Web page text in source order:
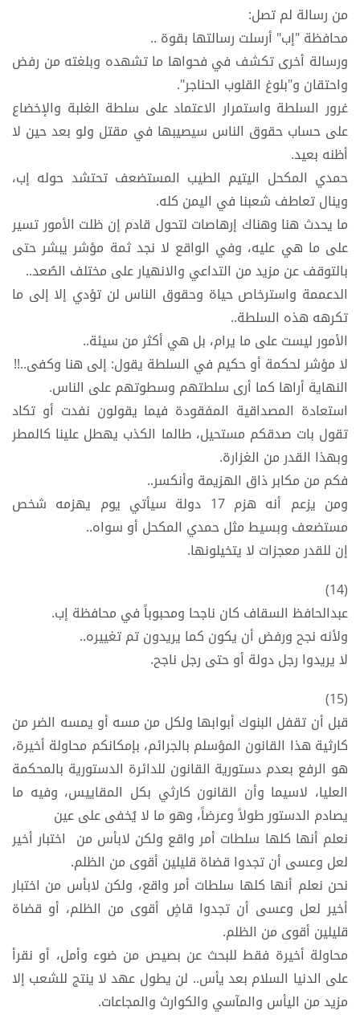
من رسالة لم تصل:
محافظة "إب" أرسلت رسالتها بقوة ..
ورسالة أخرى تكشف في فحواها ما تشهده وبلغته من رفض
واحتقان و"بلوغ القلوب الحناجر".
غرور السلطة واستمرار الاعتماد على سلطة الغلبة والإخضاع
على حساب حقوق الناس سيصيبها في مقتل ولو بعد حين لا
أظنه بعيد.
حمدي المكحل اليتيم الطيب المستضعف تحتشد حوله إب،
وينال تعاطف شعبنا في اليمن كله.
ما يحدث هنا وهناك إرهاصات لتحول قادم إن ظلت الأمور تسير
على ما هي عليه، وفي الواقع لا نجد ثمة مؤشر يبشر حتى
بالتوقف عن مزيد من التداعي والانهيار على مختلف الصُعد..
الدعممة واسترخاص حياة وحقوق الناس لن تؤدي إلا إلى ما
تكرهه هذه السلطة..
الأمور ليست على ما يرام، بل هي أكثر من سيئة..
لا مؤشر لحكمة أو حكيم في السلطة يقول: إلى هنا وكفى..!!
النهاية أراها كما أرى سلطتهم وسطوتهم على الناس.
استعادة المصداقية المفقودة فيما يقولون نفدت أو تكاد
تقول بات صدقكم مستحيل، طالما الكذب يهطل علينا كالمطر
وبهذا القدر من الغزارة.
فكم من مكابر ذاق الهزيمة وأنكسر..
ومن يزعم أنه هزم 17 دولة سيأتي يوم يهزمه شخص
مستضعف وبسيط مثل حمدي المكحل أو سواه..
إن للقدر معجزات لا يتخيلونها.
(14)
عبدالحافظ السقاف كان ناجحا ومحبوباً في محافظة إب.
ولأنه نجح ورفض أن يكون كما يريدون تم تغييره..
لا يريدوا رجل دولة أو حتى رجل ناجح.
(15)
قبل أن تقفل البنوك أبوابها ولكل من مسه أو يمسه الضر من
كارثية هذا القانون المؤسلم بالجرائم، بإمكانكم محاولة أخيرة،
هو الرفع بعدم دستورية القانون للدائرة الدستورية بالمحكمة
العليا، لاسيما وأن القانون كارثي بكل المقاييس، وفيه ما
يصادم الدستور طولاً وعرضاً، وهو ما لا يُخفى على عين
نعلم أنها كلها سلطات أمر واقع ولكن لابأس من اختبار أخير
لعل وعسى أن تجدوا قضاة قليلين أقوى من الظلم.
نحن نعلم أنها كلها سلطات أمر واقع، ولكن لابأس من اختبار
أخير لعل وعسى أن تجدوا قاضٍ أقوى من الظلم، أو قضاة
قليلين أقوى من الظلم.
محاولة أخيرة فقط للبحث عن بصيص من ضوء وأمل، أو نقرأ
على الدنيا السلام بعد يأس.. لن يطول عهد لا ينتج للشعب إلا
مزيد من اليأس والمآسي والكوارث والمجاعات.